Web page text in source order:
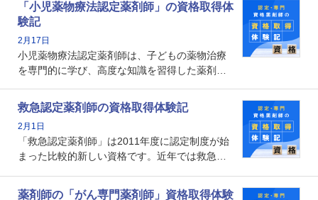
となります。取得要件は多岐に渡り、審査も複
数回ありますが、患者さんに対して一定の能力
の証明になる資格と言えます。
「小児薬物療法認定薬剤師」の資格取得体
験記
2月17日
小児薬物療法認定薬剤師は、子どもの薬物治療
を専門的に学び、高度な知識を習得した薬剤師
や、特有の疾患、心理状況を理解し、専門性を
深めることで、子どもとその保護者に寄り添え
る存在です。今回はそんな小児薬物療法認定薬
剤師の取得体験記をご紹介します。
救急認定薬剤師の資格取得体験記
2月1日
「救急認定薬剤師」は2011年度に認定制度が始
まった比較的新しい資格です。近年では救急病
薬剤師の「がん専門薬剤師」資格取得体験